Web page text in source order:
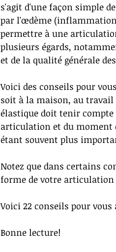
s'agit d'une façon simple
par l'œdème
permettre à une
plusieurs égards,
et de la qualité générale
Voici des conseils pour
soit à la maison, au travail
élastique doit tenir compte
articulation et du moment
étant souvent plus
Notez que dans certains
forme de votre articulation
Voici 22 conseils pour
Bonne lecture!